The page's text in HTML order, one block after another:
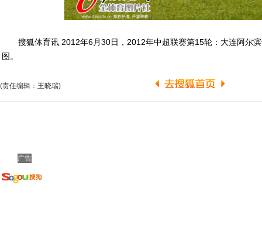
搜狐体育讯 2012年6月30日，2012年中超联赛第15轮：大连阿尔滨
图。
(责任编辑：王晓瑞)
广告